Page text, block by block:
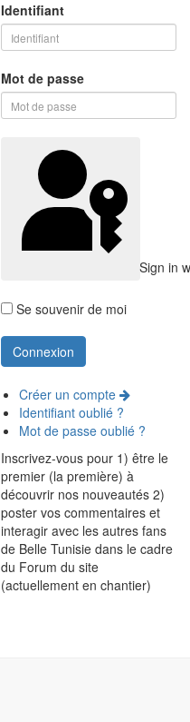
Identifiant
Mot de passe
Sign in
Se souvenir de moi
Créer un compte
Identifiant oublié ?
Mot de passe oublié ?
Inscrivez-vous pour 1) être le
premier (la première) à
découvrir nos nouveautés 2)
poster vos commentaires et
interagir avec les autres fans
de Belle Tunisie dans le cadre
du Forum du site
(actuellement en chantier)